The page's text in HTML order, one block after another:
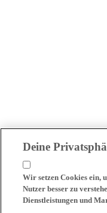
Deine
Wir setzen Cookies ein,
Nutzer besser zu
Dienstleistungen und